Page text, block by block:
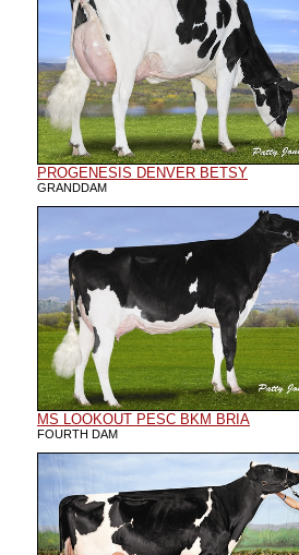
PROGENESIS DENVER BETSY
GRANDDAM
MS LOOKOUT PESC BKM BRIA
FOURTH DAM